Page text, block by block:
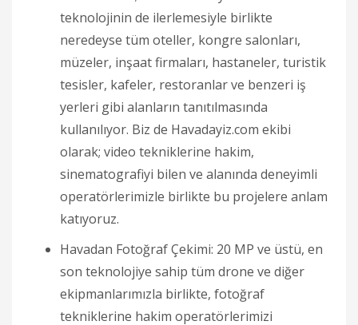
teknolojinin de ilerlemesiyle birlikte
neredeyse tüm oteller, kongre salonları,
müzeler, inşaat firmaları, hastaneler, turistik
tesisler, kafeler, restoranlar ve benzeri iş
yerleri gibi alanların tanıtılmasında
kullanılıyor. Biz de Havadayiz.com ekibi
olarak; video tekniklerine hakim,
sinematografiyi bilen ve alanında deneyimli
operatörlerimizle birlikte bu projelere anlam
katıyoruz.
Havadan Fotoğraf Çekimi: 20 MP ve üstü, en
son teknolojiye sahip tüm drone ve diğer
ekipmanlarımızla birlikte, fotoğraf
tekniklerine hakim operatörlerimizi